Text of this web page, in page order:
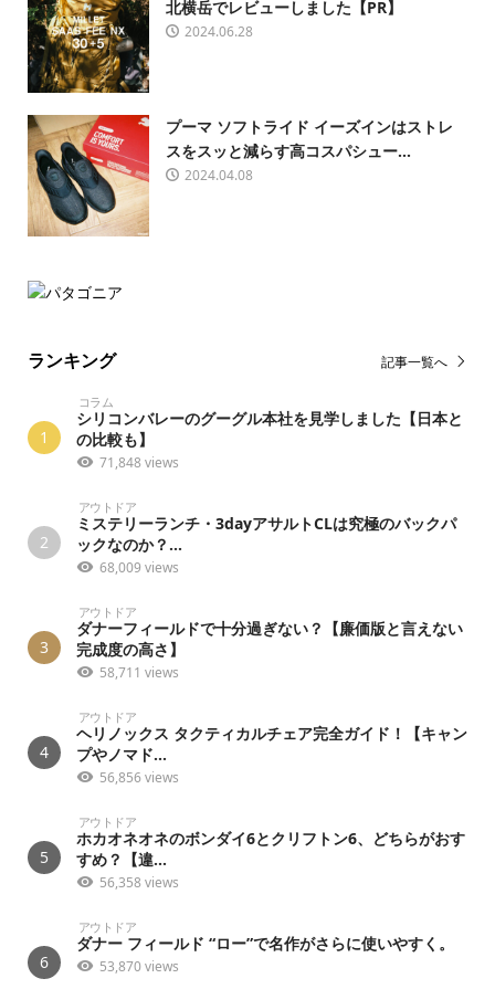
北横岳でレビューしました【PR】
2024.06.28
プーマ ソフトライド イーズインはストレ
スをスッと減らす高コスパシュー...
2024.04.08
ランキング
1
コラム
シリコンバレーのグーグル本社を見学しました【日本と
の比較も】
71,848 views
2
アウトドア
ミステリーランチ・3dayアサルトCLは究極のバックパ
ックなのか？...
68,009 views
3
アウトドア
ダナーフィールドで十分過ぎない？【廉価版と言えない
完成度の高さ】
58,711 views
4
アウトドア
ヘリノックス タクティカルチェア完全ガイド！【キャン
プやノマド...
56,856 views
5
アウトドア
ホカオネオネのボンダイ6とクリフトン6、どちらがおす
すめ？【違...
56,358 views
6
アウトドア
ダナー フィールド “ロー”で名作がさらに使いやすく。
53,870 views
記事一覧へ